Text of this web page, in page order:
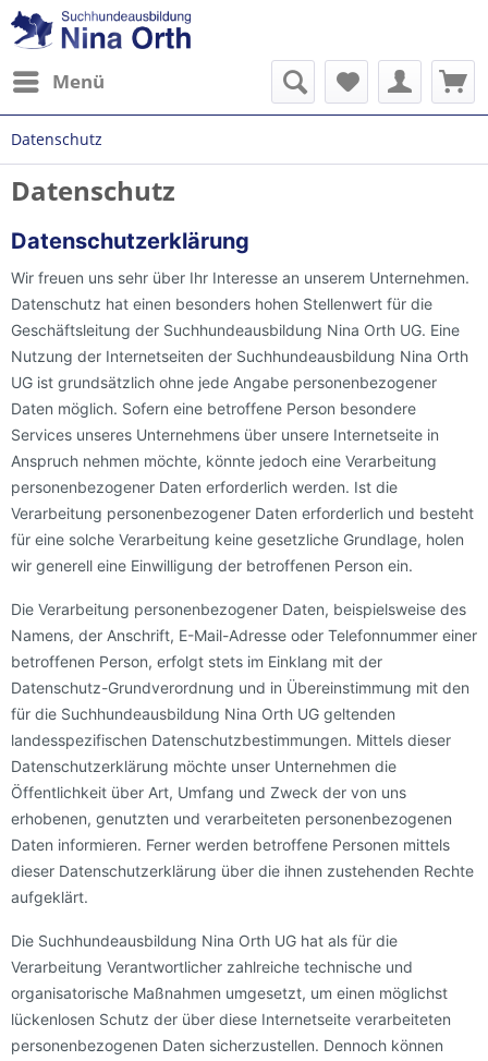
Menü
Datenschutz
Datenschutz
Datenschutzerklärung
Wir freuen uns sehr über Ihr Interesse an unserem Unternehmen.
Datenschutz hat einen besonders hohen Stellenwert für die
Geschäftsleitung der Suchhundeausbildung Nina Orth UG. Eine
Nutzung der Internetseiten der Suchhundeausbildung Nina Orth
UG ist grundsätzlich ohne jede Angabe personenbezogener
Daten möglich. Sofern eine betroffene Person besondere
Services unseres Unternehmens über unsere Internetseite in
Anspruch nehmen möchte, könnte jedoch eine Verarbeitung
personenbezogener Daten erforderlich werden. Ist die
Verarbeitung personenbezogener Daten erforderlich und besteht
für eine solche Verarbeitung keine gesetzliche Grundlage, holen
wir generell eine Einwilligung der betroffenen Person ein.
Die Verarbeitung personenbezogener Daten, beispielsweise des
Namens, der Anschrift, E-Mail-Adresse oder Telefonnummer einer
betroffenen Person, erfolgt stets im Einklang mit der
Datenschutz-Grundverordnung und in Übereinstimmung mit den
für die Suchhundeausbildung Nina Orth UG geltenden
landesspezifischen Datenschutzbestimmungen. Mittels dieser
Datenschutzerklärung möchte unser Unternehmen die
Öffentlichkeit über Art, Umfang und Zweck der von uns
erhobenen, genutzten und verarbeiteten personenbezogenen
Daten informieren. Ferner werden betroffene Personen mittels
dieser Datenschutzerklärung über die ihnen zustehenden Rechte
aufgeklärt.
Die Suchhundeausbildung Nina Orth UG hat als für die
Verarbeitung Verantwortlicher zahlreiche technische und
organisatorische Maßnahmen umgesetzt, um einen möglichst
lückenlosen Schutz der über diese Internetseite verarbeiteten
personenbezogenen Daten sicherzustellen. Dennoch können